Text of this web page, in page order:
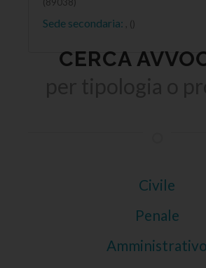
Sede secondaria: , ()
CERCA
Civile
Penale
Amministrativo